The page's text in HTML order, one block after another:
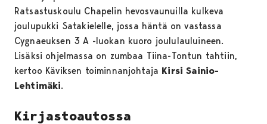
Ratsastuskoulu Chapelin hevosvaunuilla kulkeva
joulupukki Satakielelle, jossa häntä on vastassa
Cygnaeuksen 3 A -luokan kuoro joululauluineen.
Lisäksi ohjelmassa on zumbaa Tiina-Tontun tahtiin,
kertoo Käviksen toiminnanjohtaja Kirsi Sainio-
Lehtimäki.
Kirjastoautossa